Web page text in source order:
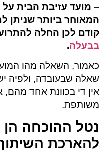
– מועד עזיבת הבית
המאוחר ביותר שניתן
קודם לכן החלה
בבעלה.
כאמור, השאלה מהו
שאלה שבעובדה, ולפיה
אין די בכוונת אחד מהם,
משותפת.
נטל ההוכחה הן
להארכת